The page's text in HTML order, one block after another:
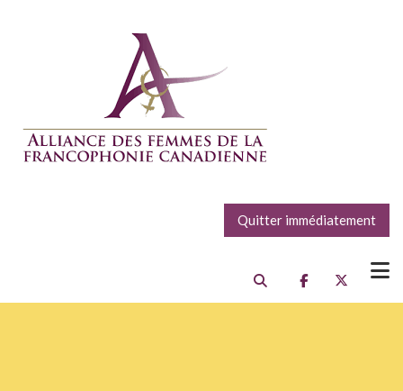
Quitter immédiatement